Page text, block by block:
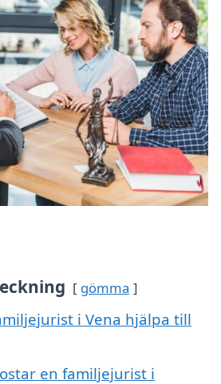
gömma
i Vena hjälpa till
en familjejurist i